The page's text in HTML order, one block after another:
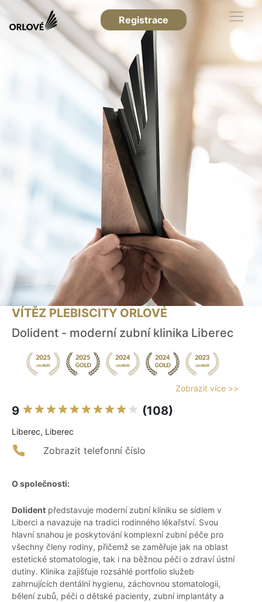
Registrace
VÍTĚZ PLEBISCITY ORLOVÉ
Dolident - moderní zubní klinika Liberec
Zobrazit více >>
9 (108)
Liberec, Liberec
Zobrazit telefonní číslo
O společnosti:
Dolident představuje moderní zubní kliniku se sídlem v
Liberci a navazuje na tradici rodinného lékařství. Svou
hlavní snahou je poskytování komplexní zubní péče pro
všechny členy rodiny, přičemž se zaměřuje jak na oblast
estetické stomatologie, tak i na běžnou péči o zdraví ústní
dutiny. Klinika zajišťuje rozsáhlé portfolio služeb
zahrnujících dentální hygienu, záchovnou stomatologii,
bělení zubů, péči o dětské pacienty, zubní implantáty a